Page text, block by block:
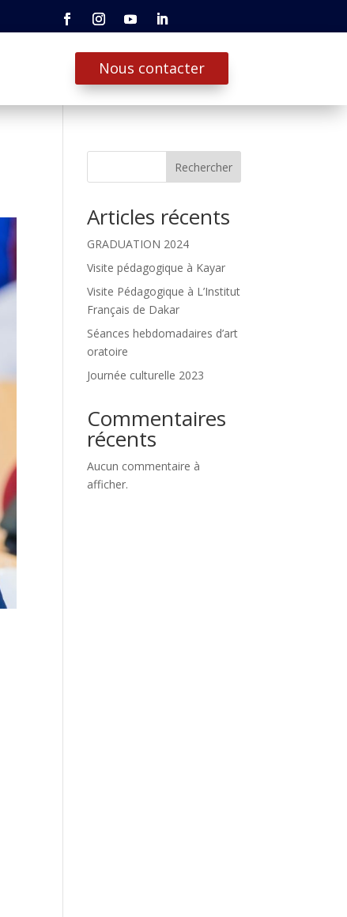
Nous contacter
Rechercher
Articles récents
GRADUATION 2024
Visite pédagogique à Kayar
Visite Pédagogique à L’Institut
Français de Dakar
Séances hebdomadaires d’art
oratoire
Journée culturelle 2023
Commentaires
récents
Aucun commentaire à
afficher.